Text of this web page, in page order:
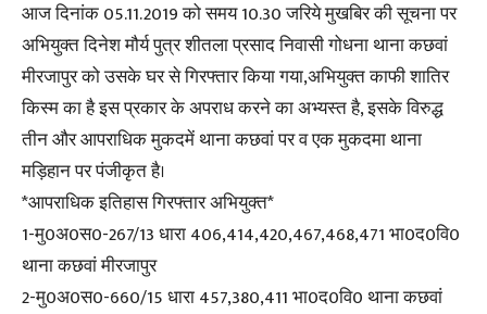
आज दिनांक 05.11.2019 को समय 10.30 जरिये मुखबिर की सूचना पर
अभियुक्त दिनेश मौर्य पुत्र शीतला प्रसाद निवासी गोधना थाना कछवां
मीरजापुर को उसके घर से गिरफ्तार किया गया,अभियुक्त काफी शातिर
किस्म का है इस प्रकार के अपराध करने का अभ्यस्त है, इसके विरुद्ध
तीन और आपराधिक मुकदमें थाना कछवां पर व एक मुकदमा थाना
मड़िहान पर पंजीकृत है।
*आपराधिक इतिहास गिरफ्तार अभियुक्त*
1-मु0अ0स0-267/13 धारा 406,414,420,467,468,471 भा0द0वि0
थाना कछवां मीरजापुर
2-मु0अ0स0-660/15 धारा 457,380,411 भा0द0वि0 थाना कछवां